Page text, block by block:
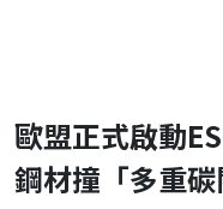
歐盟正式啟動
鋼材撞「多重碳